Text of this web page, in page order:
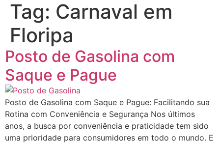
Tag: Carnaval em
Floripa
Posto de Gasolina com
Saque e Pague
Posto de Gasolina com Saque e Pague: Facilitando sua
Rotina com Conveniência e Segurança Nos últimos
anos, a busca por conveniência e praticidade tem sido
uma prioridade para consumidores em todo o mundo. E